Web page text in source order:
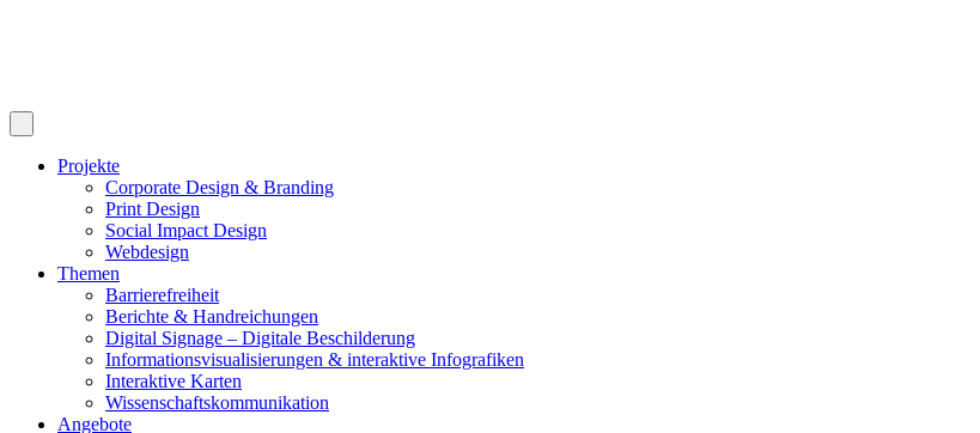
Projekte
Corporate Design & Branding
Print Design
Social Impact Design
Webdesign
Themen
Barrierefreiheit
Berichte & Handreichungen
Digital Signage – Digitale Beschilderung
Informationsvisualisierungen & interaktive Infografiken
Interaktive Karten
Wissenschaftskommunikation
Angebote